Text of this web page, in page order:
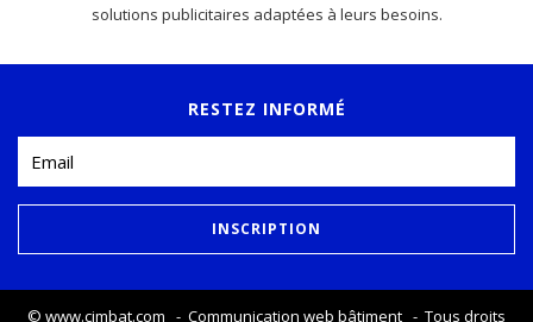
solutions publicitaires adaptées à leurs besoins.
RESTEZ INFORMÉ
© www.cimbat.com - Communication web bâtiment - Tous droits